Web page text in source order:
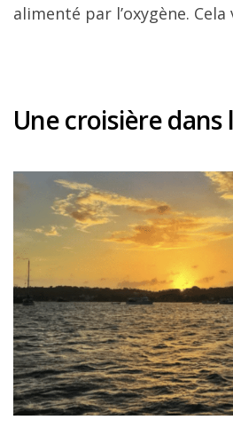
alimenté par l’oxygène.
Une croisière dans